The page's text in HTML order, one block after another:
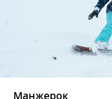
Манжерок